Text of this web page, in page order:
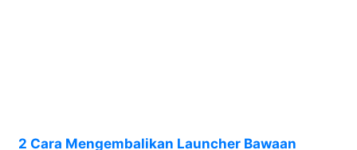
2 Cara Mengembalikan Launcher Bawaan